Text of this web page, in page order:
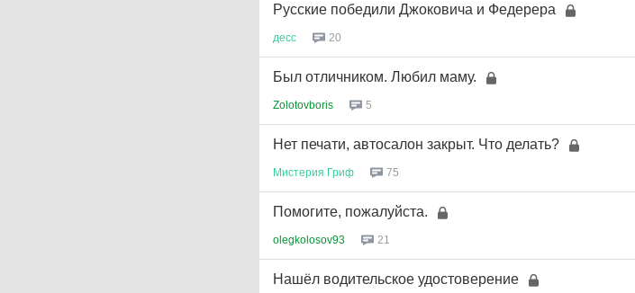
Русские победили Джоковича и Федерера
десс 20
Был отличником. Любил маму.
Zolotovboris 5
Нет печати, автосалон закрыт. Что делать?
Мистерия Гриф 75
Помогите, пожалуйста.
olegkolosov93 21
Нашёл водительское удостоверение